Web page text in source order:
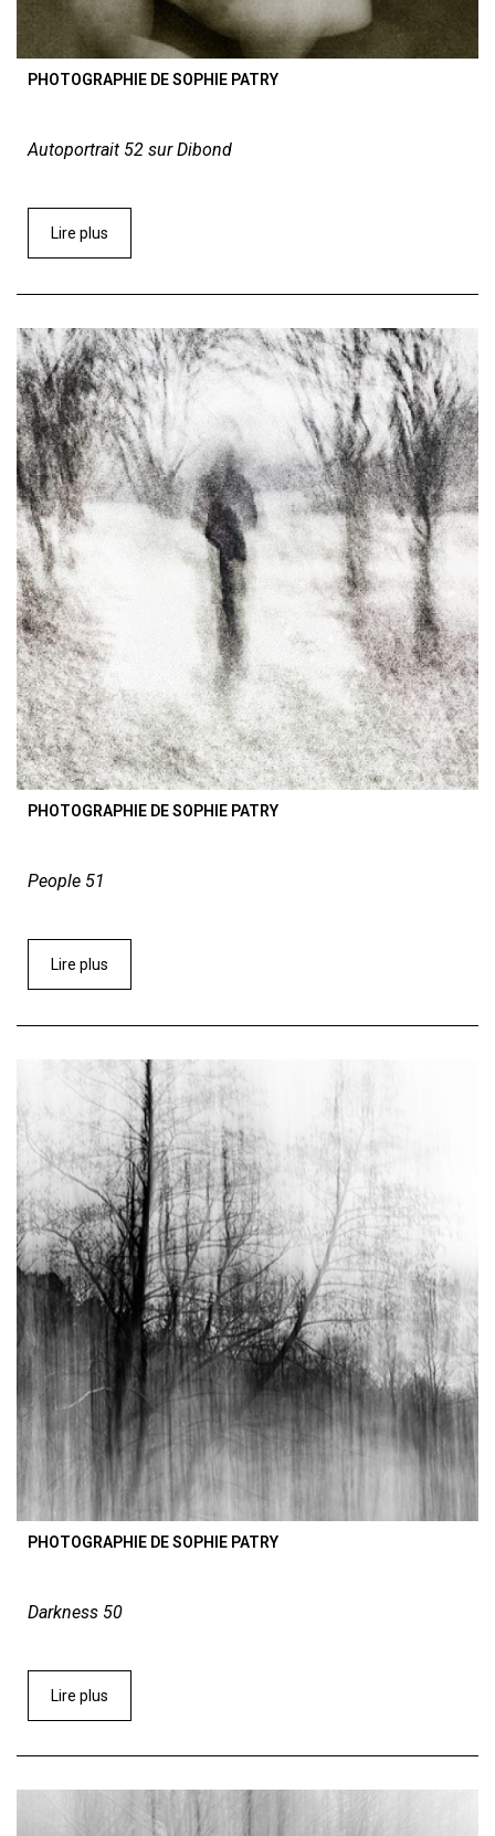
PHOTOGRAPHIE DE SOPHIE PATRY
Autoportrait 52 sur Dibond
Lire plus
PHOTOGRAPHIE DE SOPHIE PATRY
People 51
Lire plus
PHOTOGRAPHIE DE SOPHIE PATRY
Darkness 50
Lire plus